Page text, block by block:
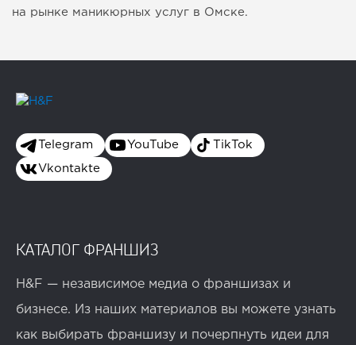
на рынке маникюрных услуг в Омске.
Telegram YouTube TikTok
Vkontakte
КАТАЛОГ ФРАНШИЗ
H&F — независимое медиа о франшизах и
бизнесе. Из наших материалов вы можете узнать
как выбирать франшизу и почерпнуть идеи для